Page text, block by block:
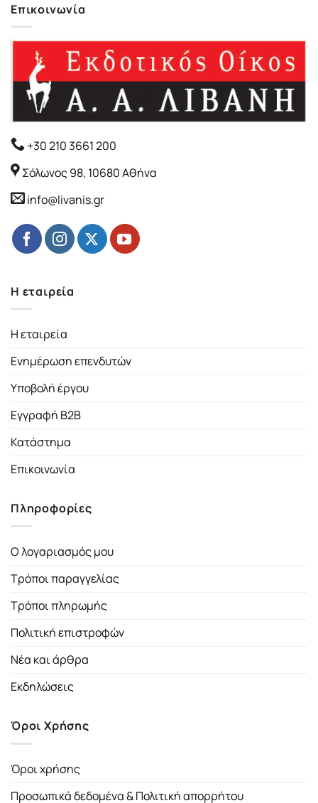
Επικοινωνία
+30 210 3661 200
Σόλωνος 98, 10680 Αθήνα
info@livanis.gr
Η εταιρεία
Η εταιρεία
Ενημέρωση επενδυτών
Υποβολή έργου
Εγγραφή B2B
Κατάστημα
Επικοινωνία
Πληροφορίες
Ο λογαριασμός μου
Τρόποι παραγγελίας
Τρόποι πληρωμής
Πολιτική επιστροφών
Νέα και άρθρα
Εκδηλώσεις
Όροι Χρήσης
Όροι χρήσης
Προσωπικά δεδομένα & Πολιτική απορρήτου